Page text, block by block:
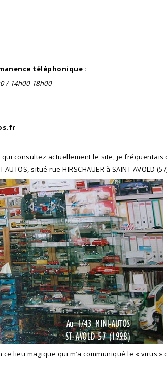
téléphonique :
/ 14h00-18h00
consultez actuellement le site, je
situé rue HIRSCHAUER à SAINT AVOLD
ce lieu magique qui m’a communiqué le «